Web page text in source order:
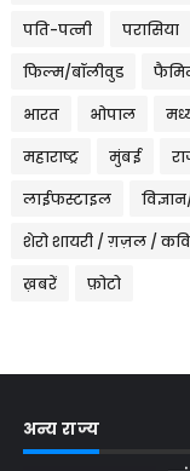
पति-पत्नी परासिया
फिल्म/बॉलीवुड
भारत भोपाल
महाराष्ट्र मुंबई
लाईफस्टाइल
शेरो शायरी / ग़ज़ल /
ख़बरें फ़ोटो
अन्य राज्य